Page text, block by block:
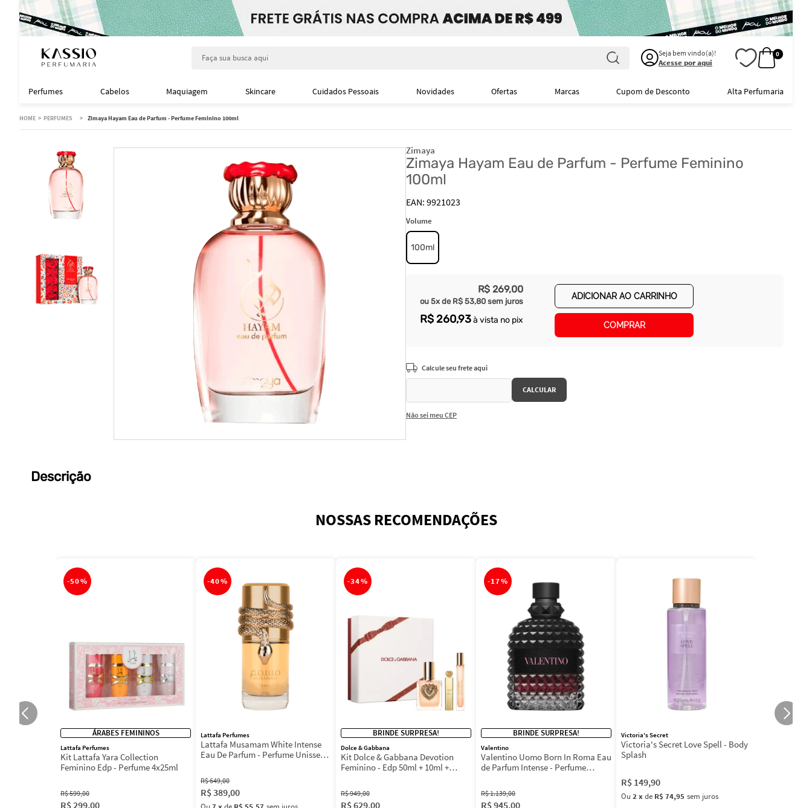
Seja bem vindo(a)!
Acesse por aqui
0
Perfumes Cabelos Maquiagem Skincare Cuidados Pessoais Novidades Ofertas Marcas Cupom de Desconto Alta Perfumaria
PERFUMES Zimaya Hayam Eau de Parfum - Perfume Feminino 100ml
Zimaya
Zimaya Hayam Eau de Parfum - Perfume Feminino
100ml
9921023
Volume
100ml
R$ 269,00
ou 5x de R$ 53,80 sem juros
R$ 260,93à vista no pix
ADICIONAR AO CARRINHO
COMPRAR
Não sei meu CEP
Descrição
NOSSAS RECOMENDAÇÕES
-50%
ÁRABES FEMININOS
Lattafa Perfumes
Kit Lattafa Yara Collection
Feminino Edp - Perfume 4x25ml
R$599,00
R$299,00
-40%
Lattafa Perfumes
Lattafa Musamam White Intense
Eau De Parfum - Perfume Unissex
R$649,00
R$389,00
-34%
BRINDE SURPRESA!
Dolce & Gabbana
Kit Dolce & Gabbana Devotion
Feminino - Edp 50ml + 10ml +
R$949,00
R$629,00
-17%
BRINDE SURPRESA!
Valentino
Valentino Uomo Born In Roma Eau
de Parfum Intense - Perfume
R$1.139,00
R$945,00
Victoria's Secret
Victoria's Secret Love Spell - Body
Splash
R$ 149,90
Ou 2xde R$ 74,95 sem juros